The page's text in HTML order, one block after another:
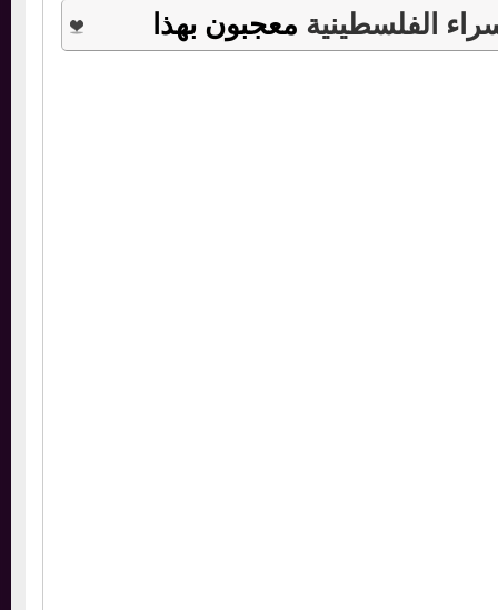
الفلسطينيةمعجبون بهذا